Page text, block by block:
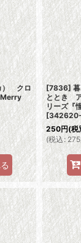
） クロ
[7836] 暮
ととき
リーズ『
[
250円(税
(税込 : 275